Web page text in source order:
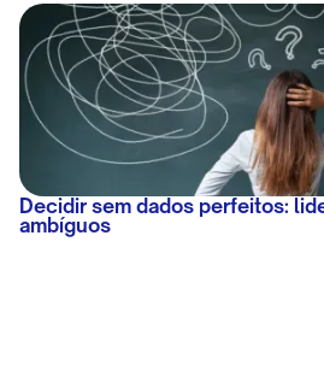
Decidir sem dados perfeitos:
ambíguos